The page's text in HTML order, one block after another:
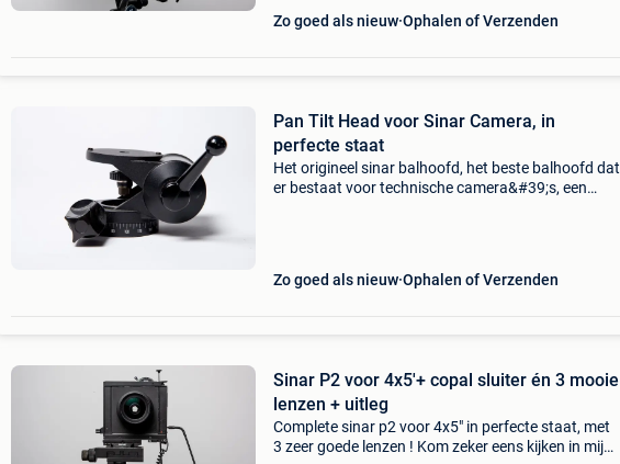
Zo goed als nieuw Ophalen of Verzenden
Pan Tilt Head voor Sinar Camera, in
perfecte staat
Het origineel sinar balhoofd, het beste balhoofd dat
er bestaat voor technische camera&#39;s, een
Zo goed als nieuw Ophalen of Verzenden
Sinar P2 voor 4x5'+ copal sluiter én 3 mooie
lenzen + uitleg
Complete sinar p2 voor 4x5" in perfecte staat, met
3 zeer goede lenzen ! Kom zeker eens kijken in mijn